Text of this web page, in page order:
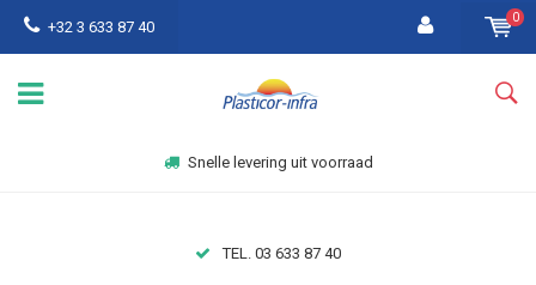
+32 3 633 87 40
0
Offertes online